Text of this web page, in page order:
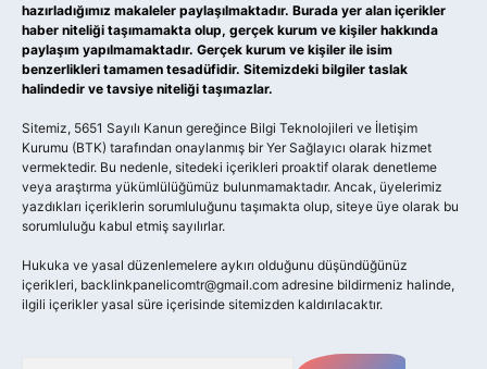
hazırladığımız makaleler paylaşılmaktadır. Burada yer alan içerikler
haber niteliği taşımamakta olup, gerçek kurum ve kişiler hakkında
paylaşım yapılmamaktadır. Gerçek kurum ve kişiler ile isim
benzerlikleri tamamen tesadüfidir. Sitemizdeki bilgiler taslak
halindedir ve tavsiye niteliği taşımazlar.
Sitemiz, 5651 Sayılı Kanun gereğince Bilgi Teknolojileri ve İletişim
Kurumu (BTK) tarafından onaylanmış bir Yer Sağlayıcı olarak hizmet
vermektedir. Bu nedenle, sitedeki içerikleri proaktif olarak denetleme
veya araştırma yükümlülüğümüz bulunmamaktadır. Ancak, üyelerimiz
yazdıkları içeriklerin sorumluluğunu taşımakta olup, siteye üye olarak bu
sorumluluğu kabul etmiş sayılırlar.
Hukuka ve yasal düzenlemelere aykırı olduğunu düşündüğünüz
içerikleri, backlinkpanelicomtr@gmail.com adresine bildirmeniz halinde,
ilgili içerikler yasal süre içerisinde sitemizden kaldırılacaktır.